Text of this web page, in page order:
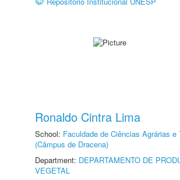
Ronaldo Cintra Lima
School: Faculdade de Ciências Agrárias e
(Câmpus de Dracena)
Department: DEPARTAMENTO DE
VEGETAL